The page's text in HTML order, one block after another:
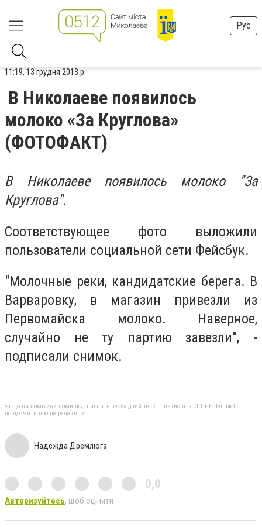
Рус
11:19, 13 грудня 2013 р.
В Николаеве появилось
молоко «За Круглова»
(ФОТОФАКТ)
В Николаеве появилось молоко "За
Круглова".
Соответствующее фото выложили
пользователи социальной сети Фейсбук.
"Молочные реки, кандидатские берега. В
Варваровку, в магазин привезли из
Первомайска молоко. Наверное,
случайно не ту партию завезли", -
подписали снимок.
Якщо ви помітили помилку, виділіть необхідний текст і натисніть Ctrl + Enter, щоб
повідомити про це редакцію
Надежда Дремлюга
0,0
Авторизуйтесь, щоб оцінити